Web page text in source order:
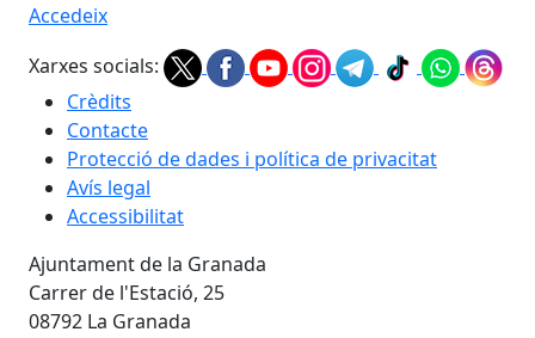
Accedeix
Xarxes socials:
Crèdits
Contacte
Protecció de dades i política de privacitat
Avís legal
Accessibilitat
Ajuntament de la Granada
Carrer de l'Estació, 25
08792 La Granada